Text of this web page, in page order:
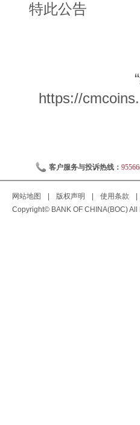
特此公告
https://
客户服务与投诉热线： 95566
网站地图 版权声明 使用条款
Copyright© BANK OF CHINA(BOC)